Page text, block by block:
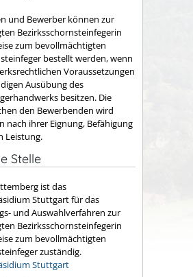
und Bewerber können zur
Bezirksschornsteinfegerin
zum bevollmächtigten
bestellt werden, wenn
Voraussetzungen
Ausübung des
besitzen. Die
den Bewerbenden wird
nach ihrer Eignung, Befähigung
Leistung.
Stelle
ist das
Stuttgart für das
und Auswahlverfahren zur
Bezirksschornsteinfegerin
zum bevollmächtigten
zuständig.
Stuttgart